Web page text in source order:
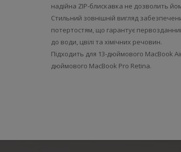
надійна ZIP-блискавка не дозволить
Стильний зовнішній вигляд
потертостям, що гарантує
до води, цвілі та хімічних речовин.
Підходить для 13-дюймового MacBook
дюймового MacBook Pro Retina.